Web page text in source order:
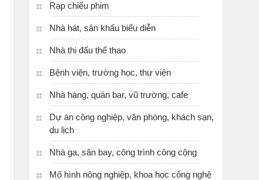
Rạp chiếu phim
Nhà hát, sân khấu biểu diễn
Nhà thi đấu thể thao
Bệnh viện, trường học, thư viện
Nhà hàng, quán bar, vũ trường, cafe
Dự án công nghiệp, văn phòng, khách sạn,
du lịch
Nhà ga, sân bay, công trình công cộng
Mô hình nông nghiệp, khoa học công nghệ